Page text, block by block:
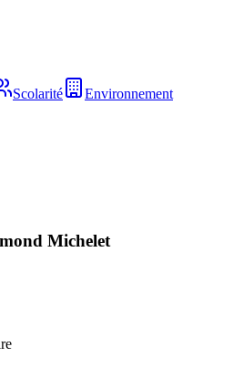
Scolarité Environnement
Michelet